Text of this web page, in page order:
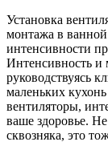
Установка
монтажа в
интенсивности
Интенсивность и
руководствуясь
маленьких
вентиляторы,
ваше здоровье.
сквозняка, это